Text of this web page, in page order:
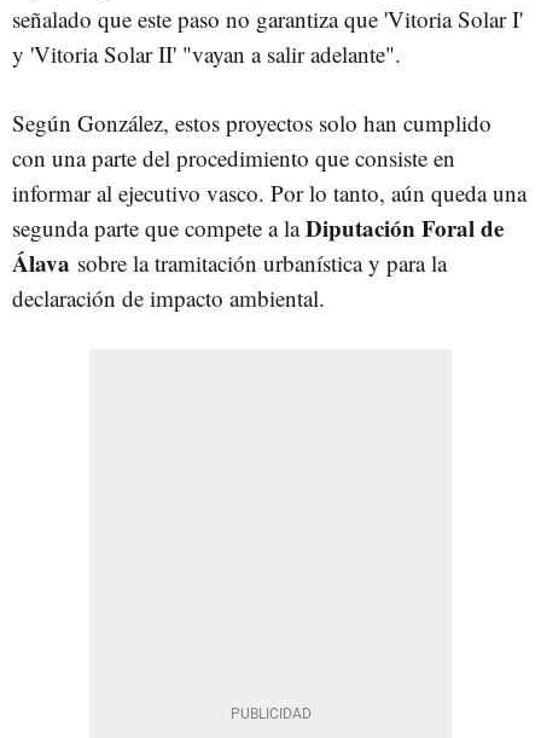
señalado que este paso no garantiza que 'Vitoria Solar I'
y 'Vitoria Solar II' "vayan a salir adelante".
Según González, estos proyectos solo han cumplido
con una parte del procedimiento que consiste en
informar al ejecutivo vasco. Por lo tanto, aún queda una
segunda parte que compete a laDiputación Foral de
Álava sobre la tramitación urbanística y para la
declaración de impacto ambiental.